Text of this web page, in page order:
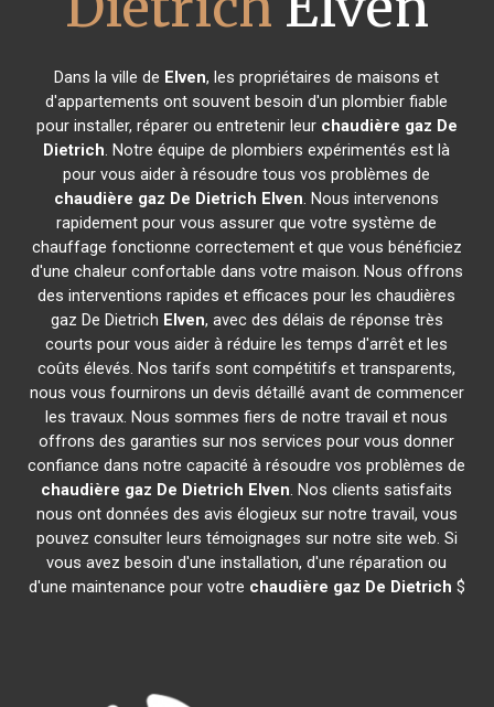
Dans la ville de Elven, les propriétaires de maisons et
d'appartements ont souvent besoin d'un plombier fiable
pour installer, réparer ou entretenir leur chaudière gaz De
Dietrich. Notre équipe de plombiers expérimentés est là
pour vous aider à résoudre tous vos problèmes de
chaudière gaz De Dietrich Elven. Nous intervenons
rapidement pour vous assurer que votre système de
chauffage fonctionne correctement et que vous bénéficiez
d'une chaleur confortable dans votre maison. Nous offrons
des interventions rapides et efficaces pour les chaudières
gaz De Dietrich Elven, avec des délais de réponse très
courts pour vous aider à réduire les temps d'arrêt et les
coûts élevés. Nos tarifs sont compétitifs et transparents,
nous vous fournirons un devis détaillé avant de commencer
les travaux. Nous sommes fiers de notre travail et nous
offrons des garanties sur nos services pour vous donner
confiance dans notre capacité à résoudre vos problèmes de
chaudière gaz De Dietrich Elven. Nos clients satisfaits
nous ont données des avis élogieux sur notre travail, vous
pouvez consulter leurs témoignages sur notre site web. Si
vous avez besoin d'une installation, d'une réparation ou
d'une maintenance pour votre chaudière gaz De Dietrich $